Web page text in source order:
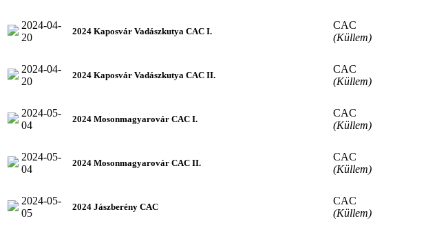
2024-04-
20
2024 Kaposvár Vadászkutya CAC I.
CAC
(Küllem)
2024-04-
20
2024 Kaposvár Vadászkutya CAC II.
CAC
(Küllem)
2024-05-
04
2024 Mosonmagyarovár CAC I.
CAC
(Küllem)
2024-05-
04
2024 Mosonmagyarovár CAC II.
CAC
(Küllem)
2024-05-
05
2024 Jászberény CAC
CAC
(Küllem)